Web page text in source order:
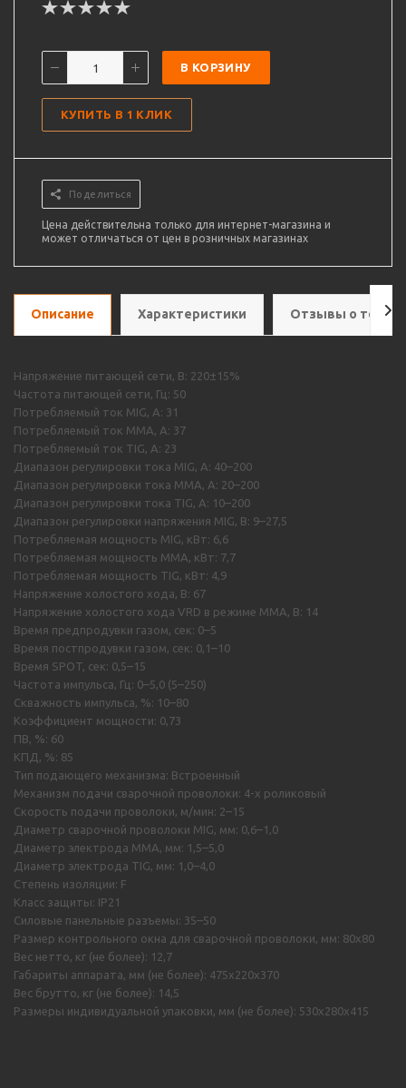
В КОРЗИНУ
КУПИТЬ В 1 КЛИК
Поделиться
Цена действительна только для интернет-магазина и
может отличаться от цен в розничных магазинах
Описание Характеристики Отзывы о
Напряжение питающей сети, В: 220±15%
Частота питающей сети, Гц: 50
Потребляемый ток MIG, А: 31
Потребляемый ток MMA, А: 37
Потребляемый ток TIG, А: 23
Диапазон регулировки тока MIG, А: 40–200
Диапазон регулировки тока MMA, А: 20–200
Диапазон регулировки тока TIG, А: 10–200
Диапазон регулировки напряжения MIG, В: 9–27,5
Потребляемая мощность MIG, кВт: 6,6
Потребляемая мощность ММА, кВт: 7,7
Потребляемая мощность TIG, кВт: 4,9
Напряжение холостого хода, В: 67
Напряжение холостого хода VRD в режиме ММА, В: 14
Время предпродувки газом, сек: 0–5
Время постпродувки газом, сек: 0,1–10
Время SPOT, сек: 0,5–15
Частота импульса, Гц: 0–5,0 (5–250)
Скважность импульса, %: 10–80
Коэффициент мощности: 0,73
ПВ, %: 60
КПД, %: 85
Тип подающего механизма: Встроенный
Механизм подачи сварочной проволоки: 4-х роликовый
Скорость подачи проволоки, м/мин: 2–15
Диаметр сварочной проволоки MIG, мм: 0,6–1,0
Диаметр электрода MMA, мм: 1,5–5,0
Диаметр электрода TIG, мм: 1,0–4,0
Степень изоляции: F
Класс защиты: IP21
Силовые панельные разъемы: 35–50
Размер контрольного окна для сварочной проволоки, мм: 80x80
Вес нетто, кг (не более): 12,7
Габариты аппарата, мм (не более): 475х220х370
Вес брутто, кг (не более): 14,5
Размеры индивидуальной упаковки, мм (не более): 530х280х415